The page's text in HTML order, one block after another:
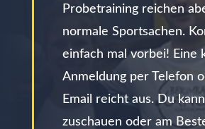
Probetraining reichen
normale Sportsachen.
einfach mal vorbei! Eine
Anmeldung per Telefon
Email reicht aus. Du
zuschauen oder am